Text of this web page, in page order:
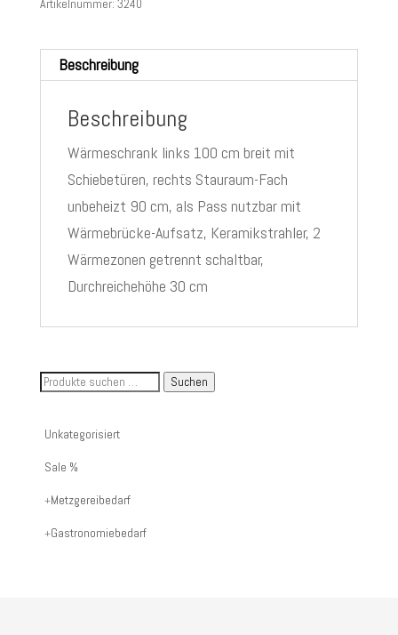
Artikelnummer: 3240
Beschreibung
Beschreibung
Wärmeschrank links 100 cm breit mit
Schiebetüren, rechts Stauraum-Fach
unbeheizt 90 cm, als Pass nutzbar mit
Wärmebrücke-Aufsatz, Keramikstrahler, 2
Wärmezonen getrennt schaltbar,
Durchreichehöhe 30 cm
Suche
Artikelnummer
oder
Suchen
Unkategorisiert
Sale %
Metzgereibedarf
Gastronomiebedarf